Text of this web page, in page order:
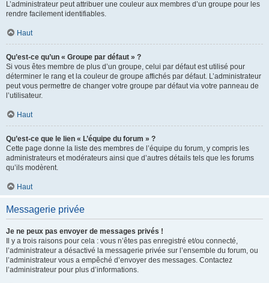
L’administrateur peut attribuer une couleur aux membres d’un groupe pour les
rendre facilement identifiables.
Haut
Qu’est-ce qu’un « Groupe par défaut » ?
Si vous êtes membre de plus d’un groupe, celui par défaut est utilisé pour
déterminer le rang et la couleur de groupe affichés par défaut. L’administrateur
peut vous permettre de changer votre groupe par défaut via votre panneau de
l’utilisateur.
Haut
Qu’est-ce que le lien « L’équipe du forum » ?
Cette page donne la liste des membres de l’équipe du forum, y compris les
administrateurs et modérateurs ainsi que d’autres détails tels que les forums
qu’ils modèrent.
Haut
Messagerie privée
Je ne peux pas envoyer de messages privés !
Il y a trois raisons pour cela : vous n’êtes pas enregistré et/ou connecté,
l’administrateur a désactivé la messagerie privée sur l’ensemble du forum, ou
l’administrateur vous a empêché d’envoyer des messages. Contactez
l’administrateur pour plus d’informations.